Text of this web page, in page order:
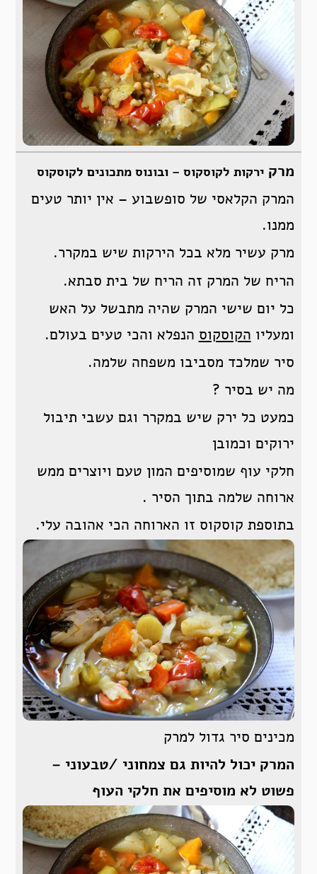
מרקירקות לקוסקוס – ובונוס מתכונים לקוסקוס
המרק הקלאסי של סופשבוע – אין יותר טעים
ממנו.
מרק עשיר מלא בכל הירקות שיש במקרר.
הריח של המרק זה הריח של בית סבתא.
כל יום שישי המרק שהיה מתבשל על האש
ומעליו הקוסקוס הנפלא והכי טעים בעולם.
סיר שמלכד מסביבו משפחה שלמה.
מה יש בסיר ?
כמעט כל ירק שיש במקרר וגם עשבי תיבול
ירוקים וכמובן
חלקי עוף שמוסיפים המון טעם ויוצרים ממש
ארוחה שלמה בתוך הסיר .
בתוספת קוסקוס זו הארוחה הכי אהובה עלי.
מכינים סיר גדול למרק
המרק יכול להיות גם צמחוני /טבעוני –
פשוט לא מוסיפים את חלקי העוף